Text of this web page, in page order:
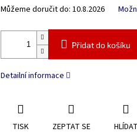
Můžeme doručit do: 10.8.2026
Přidat do košíku
Detailní informace
TISK ZEPTAT SE HLÍDAT